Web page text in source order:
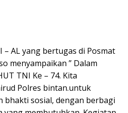
AL yang bertugas di Posmat
menyampaikan ” Dalam
TNI Ke – 74. Kita
Polres bintan.untuk
bhakti sosial, dengan berbagi